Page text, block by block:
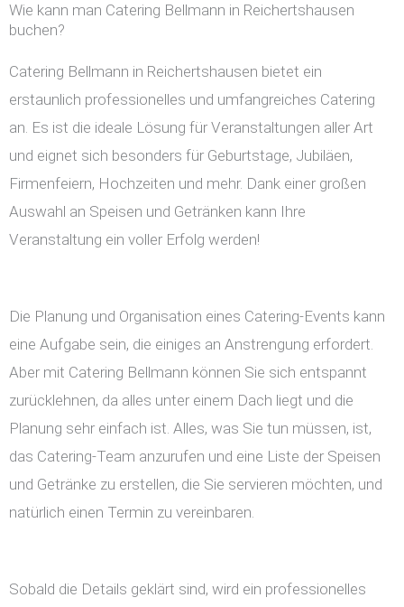
Wie kann man Catering Bellmann in Reichertshausen
buchen?
Catering Bellmann in Reichertshausen bietet ein
erstaunlich professionelles und umfangreiches Catering
an. Es ist die ideale Lösung für Veranstaltungen aller Art
und eignet sich besonders für Geburtstage, Jubiläen,
Firmenfeiern, Hochzeiten und mehr. Dank einer großen
Auswahl an Speisen und Getränken kann Ihre
Veranstaltung ein voller Erfolg werden!
Die Planung und Organisation eines Catering-Events kann
eine Aufgabe sein, die einiges an Anstrengung erfordert.
Aber mit Catering Bellmann können Sie sich entspannt
zurücklehnen, da alles unter einem Dach liegt und die
Planung sehr einfach ist. Alles, was Sie tun müssen, ist,
das Catering-Team anzurufen und eine Liste der Speisen
und Getränke zu erstellen, die Sie servieren möchten, und
natürlich einen Termin zu vereinbaren.
Sobald die Details geklärt sind, wird ein professionelles